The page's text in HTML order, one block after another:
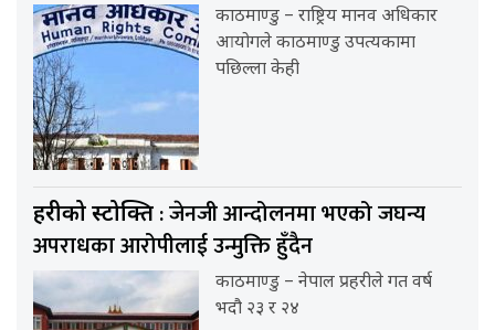
काठमाण्डु – राष्ट्रिय मानव अधिकार
आयोगले काठमाण्डु उपत्यकामा
पछिल्ला केही
प्रहरीको प्रस्टोक्ति : जेनजी आन्दोलनमा भएको जघन्य
अपराधका आरोपीलाई उन्मुक्ति हुँदैन
काठमाण्डु – नेपाल प्रहरीले गत वर्ष
भदौ २३ र २४